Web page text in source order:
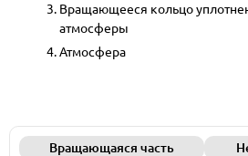
Вращающееся кольцо
атмосферы
Атмосфера
Вращающаяся часть